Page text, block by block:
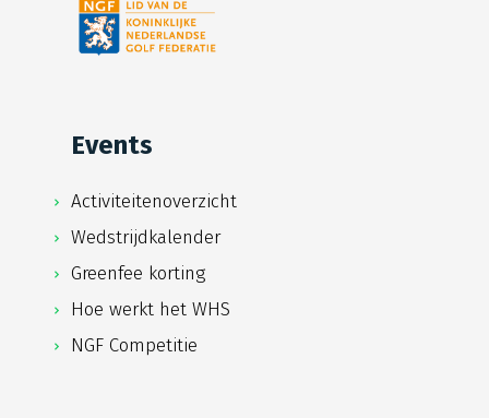
Events
Activiteitenoverzicht
Wedstrijdkalender
Greenfee korting
Hoe werkt het WHS
NGF Competitie